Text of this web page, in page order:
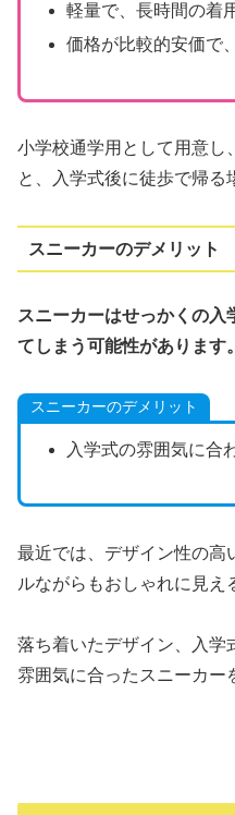
軽量で、長時間の着
価格が比較的安価で
小学校通学用として用意し
と、入学式後に徒歩で帰る
スニーカーのデメリット
スニーカーはせっかくの入
てしまう可能性があります。
スニーカーのデメリット
入学式の雰囲気に合
最近では、デザイン性の高
ルながらもおしゃれに見え
落ち着いたデザイン、入学
雰囲気に合ったスニーカー